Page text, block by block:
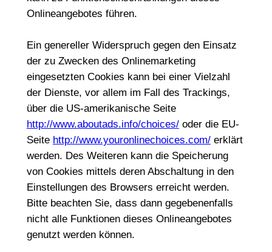
Onlineangebotes führen.
Ein genereller Widerspruch gegen den Einsatz
der zu Zwecken des Onlinemarketing
eingesetzten Cookies kann bei einer Vielzahl
der Dienste, vor allem im Fall des Trackings,
über die US-amerikanische Seite
http://www.aboutads.info/choices/oder die EU-
Seite http://www.youronlinechoices.com/erklärt
werden. Des Weiteren kann die Speicherung
von Cookies mittels deren Abschaltung in den
Einstellungen des Browsers erreicht werden.
Bitte beachten Sie, dass dann gegebenenfalls
nicht alle Funktionen dieses Onlineangebotes
genutzt werden können.